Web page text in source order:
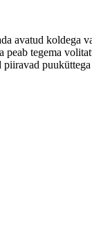
avatud koldega
peab tegema
piiravad